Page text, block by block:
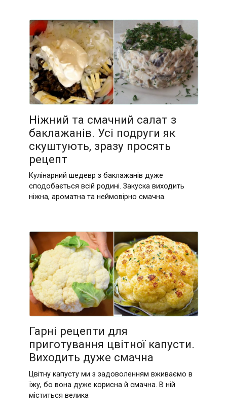
Ніжний та смачний салат з
баклажанів. Усі подруги як
скуштують, зразу просять
рецепт
Кулінарний шедевр з баклажанів дуже
сподобається всій родині. Закуска виходить
ніжна, ароматна та неймовірно смачна.
Гарні рецепти для
приготування цвітної капусти.
Виходить дуже смачна
Цвітну капусту ми з задоволенням вживаємо в
їжу, бо вона дуже корисна й смачна. В ній
міститься велика